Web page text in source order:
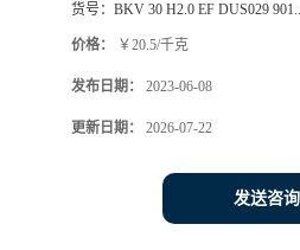
货号： BKV 30 H2.0 EF DUS029
价格： ￥20.5/千克
发布日期： 2023-06-08
更新日期： 2026-07-22
发送咨